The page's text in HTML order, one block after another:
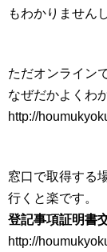
もわかりません
ただオンライン
なぜだかよくわ
http://
窓口で取得する
行くと楽です。
登記事項証明書
http://